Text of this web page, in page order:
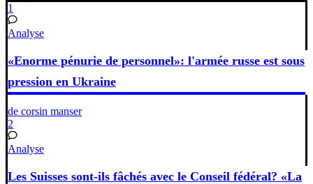
1
Analyse
«Enorme pénurie de personnel»: l'armée russe est sous
pression en Ukraine
de corsin manser
2
Analyse
Les Suisses sont-ils fâchés avec le Conseil fédéral? «La